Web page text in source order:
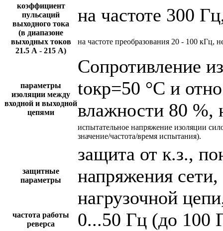
коэффициент
пульсаций
выходного тока
(в диапазоне
выходных токов
21.5 А - 215 А)
на частоте 300
на частоте преобразования 20 - 100 кГц,
параметры
изоляции между
входной и выходной
цепями
Сопротивление
tокр=50 °С и
влажности 80 %,
испытательное напряжение изоляции
значение/частота/время испытания).
защитные
параметры
защита от к.з.,
напряжения
нагрузочной
частота работы
реверса
0...50 Гц (до 100